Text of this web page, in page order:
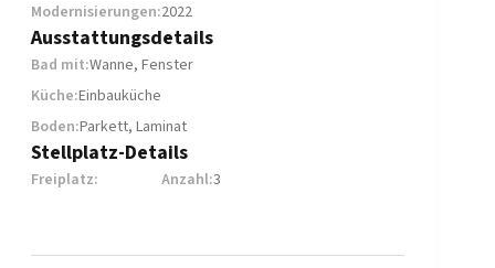
Modernisierungen:2022
Ausstattungsdetails
Bad mit:Wanne, Fenster
Küche:Einbauküche
Boden:Parkett, Laminat
Stellplatz-Details
Freiplatz: Anzahl:3